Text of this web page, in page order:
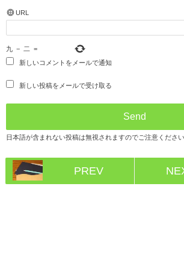
URL
九 − 二 =
新しいコメントをメールで通知
新しい投稿をメールで受け取る
日本語が含まれない投稿は無視されますのでご注意くださ
PREV